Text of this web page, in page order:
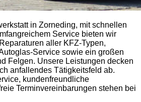
in Zorneding, mit schnellen
Service bieten wir
aller KFZ-Typen,
Service sowie ein großen
Felgen. Unsere Leistungen decken
anfallendes Tätigkeitsfeld ab.
kundenfreundliche
Terminvereinbarungen stehen bei